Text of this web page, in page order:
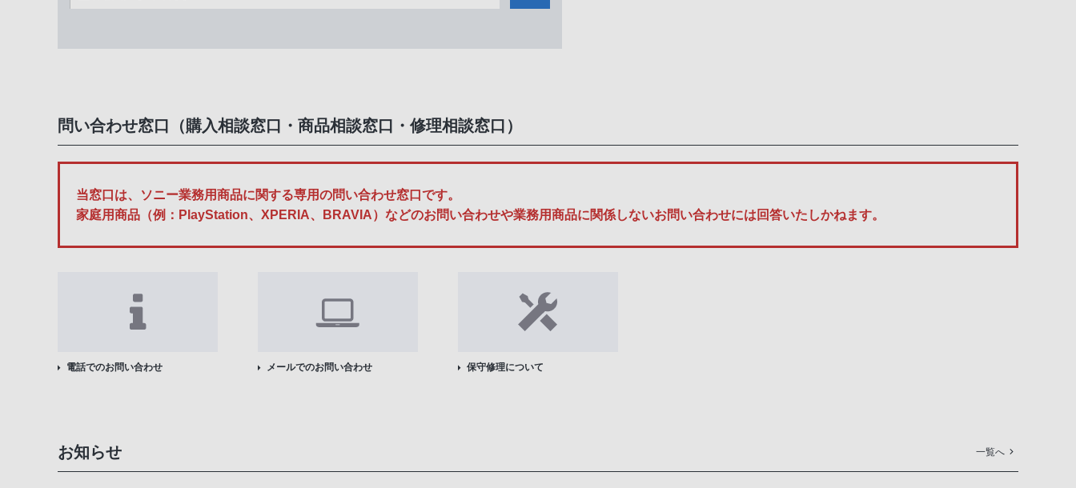
問い合わせ窓口（購入相談窓口・商品相談窓口・修理相談窓口）
当窓口は、ソニー業務用商品に関する専用の問い合わせ窓口です。
家庭用商品（例：PlayStation、XPERIA、BRAVIA）などのお問い合わせや業務用商品に関係しないお問い合わせには回答いたしかねます。
電話でのお問い合わせ メールでのお問い合わせ 保守修理について
お知らせ 一覧へ